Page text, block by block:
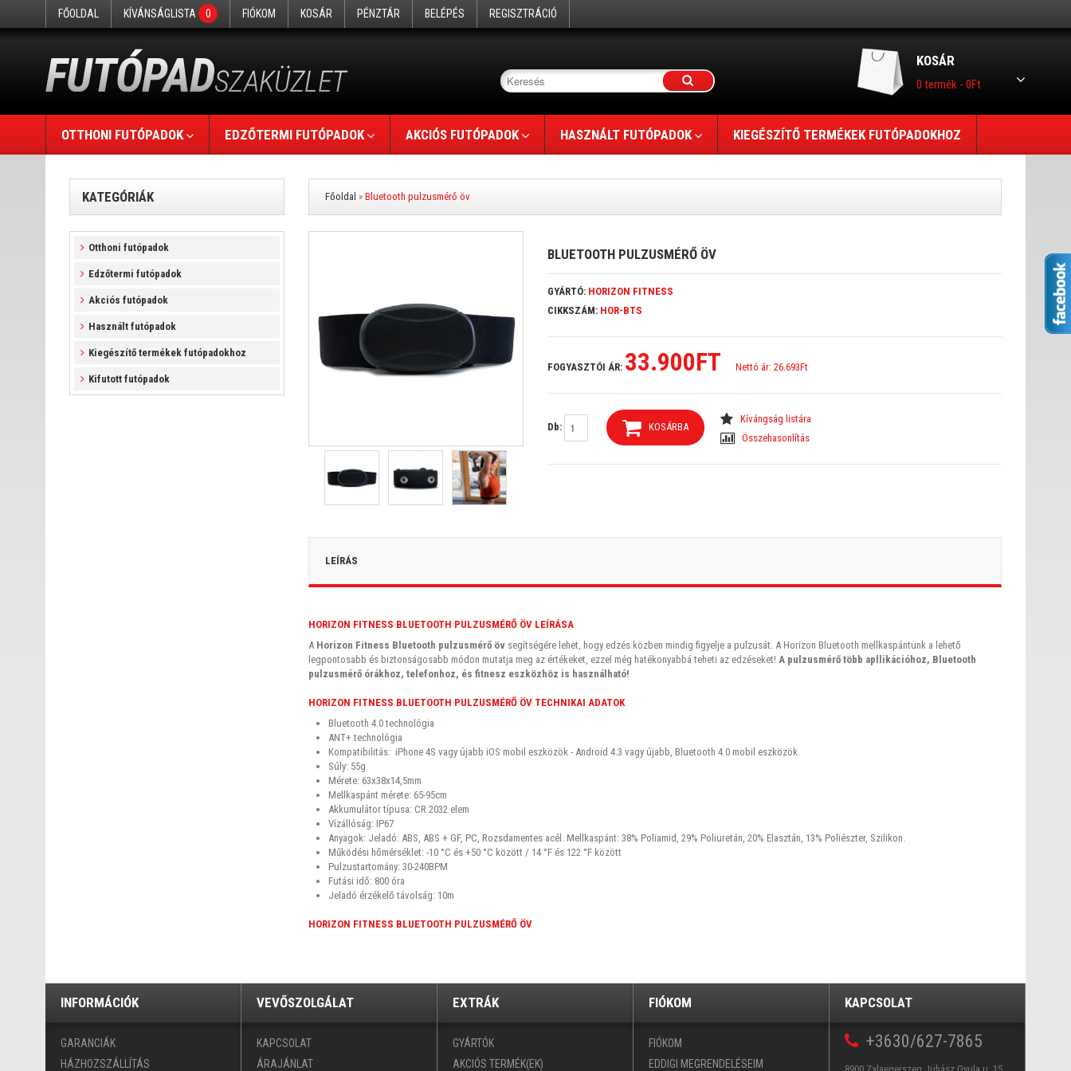
FŐOLDAL KÍVÁNSÁGLISTA 0 FIÓKOM KOSÁR PÉNZTÁR BELÉPÉS REGISZTRÁCIÓ
KOSÁR
0 termék - 0Ft
OTTHONI FUTÓPADOK EDZŐTERMI FUTÓPADOK AKCIÓS FUTÓPADOK HASZNÁLT FUTÓPADOK KIEGÉSZÍTŐ TERMÉKEK FUTÓPADOKHOZ
KATEGÓRIÁK
Otthoni futópadok
Edzőtermi futópadok
Akciós futópadok
Használt futópadok
Kiegészítő termékek futópadokhoz
Kifutott futópadok
Főoldal » Bluetooth pulzusmérő öv
BLUETOOTH PULZUSMÉRŐ ÖV
GYÁRTÓ: HORIZON FITNESS
CIKKSZÁM:HOR-BTS
FOGYASZTÓI ÁR: 33.900FT Nettó ár: 26.693Ft
Db: KOSÁRBA
Kívángság listára
Összehasonlítás
LEÍRÁS
HORIZON FITNESS BLUETOOTH PULZUSMÉRŐ ÖV LEÍRÁSA
A Horizon Fitness Bluetooth pulzusmérő öv segítségére lehet, hogy edzés közben mindig figyelje a pulzusát. A Horizon Bluetooth mellkaspántunk a lehető
legpontosabb és biztonságosabb módon mutatja meg az értékeket, ezzel még hatékonyabbá teheti az edzéseket! A pulzusmérő több apllikációhoz, Bluetooth
pulzusmérő órákhoz, telefonhoz, és fitnesz eszközhöz is használható!
HORIZON FITNESS BLUETOOTH PULZUSMÉRŐ ÖV TECHNIKAI ADATOK
Bluetooth 4.0 technológia
ANT+ technológia
Kompatibilitás: iPhone 4S vagy újabb iOS mobil eszközök - Android 4.3 vagy újabb, Bluetooth 4.0 mobil eszközök.
Súly: 55g
Mérete: 63x38x14,5mm
Mellkaspánt mérete: 65-95cm
Akkumulátor típusa: CR 2032 elem
Vízállóság: IP67
Anyagok: Jeladó: ABS, ABS + GF, PC, Rozsdamentes acél. Mellkaspánt: 38% Poliamid, 29% Poliuretán, 20% Elasztán, 13% Poliészter, Szilikon.
Működési hőmérséklet: -10 °C és +50 °C között / 14 °F és 122 °F között
Pulzustartomány: 30-240BPM
Futási idő: 800 óra
Jeladó érzékelő távolság: 10m
HORIZON FITNESS BLUETOOTH PULZUSMÉRŐ ÖV
INFORMÁCIÓK
GARANCIÁK
HÁZHOZSZÁLLÍTÁS
VEVŐSZOLGÁLAT
KAPCSOLAT
ÁRAJÁNLAT
EXTRÁK
GYÁRTÓK
AKCIÓS TERMÉK(EK)
FIÓKOM
FIÓKOM
EDDIGI MEGRENDELÉSEIM
KAPCSOLAT
+3630/627-7865